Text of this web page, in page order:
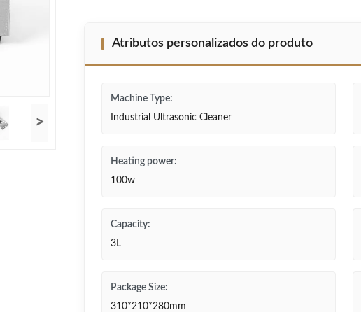
>
Atributos personalizados do produto
Machine Type:
Industrial Ultrasonic Cleaner
Heating power:
100w
Capacity:
3L
Package Size:
310*210*280mm